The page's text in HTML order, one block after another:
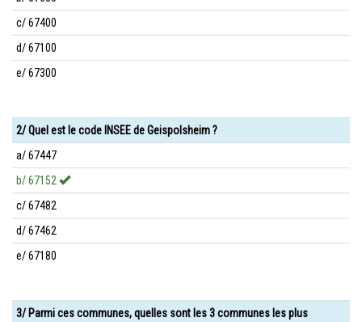
c/ 67400
d/ 67100
e/ 67300
2/ Quel est le code INSEE de Geispolsheim ?
a/ 67447
b/ 67152
c/ 67482
d/ 67462
e/ 67180
3/ Parmi ces communes, quelles sont les 3 communes les plus